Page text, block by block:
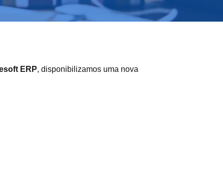
ERP, disponibilizamos uma nova